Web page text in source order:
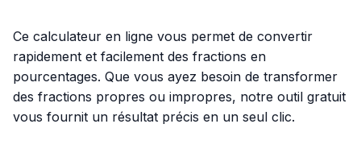
Ce calculateur en ligne vous permet de convertir
rapidement et facilement des fractions en
pourcentages. Que vous ayez besoin de transformer
des fractions propres ou impropres, notre outil gratuit
vous fournit un résultat précis en un seul clic.